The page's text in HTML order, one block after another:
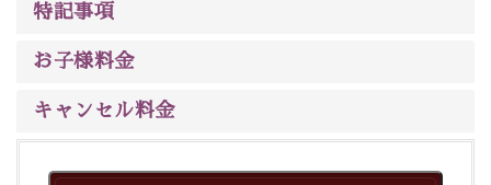
特記事項
お子様料金
キャンセル料金